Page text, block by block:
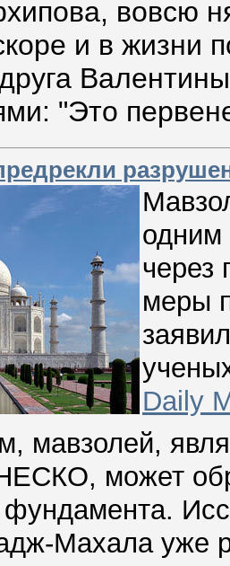
вовсю
и в жизни
"Это
одним
через
меры
Daily
мавзолей,
может
Махала уже